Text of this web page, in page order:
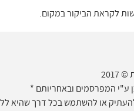
לקראת הביקור במקום.
או להשתמש בכל דרך שהיא